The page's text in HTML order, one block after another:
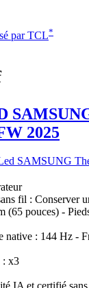
par TCL*
2025
fil : Conserver
(65 pouces) -
native : 144 Hz -
: x3